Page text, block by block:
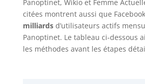
Panoptinet, Wikio et Femme
citées montrent aussi que
milliardsd’utilisateurs actifs
Panoptinet. Le tableau ci-dessous
les méthodes avant les étapes